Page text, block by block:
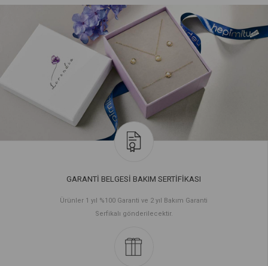
GARANTİ BELGESİ BAKIM SERTİFİKASI
Ürünler 1 yıl %100 Garanti ve 2 yıl Bakım Garanti
Serfikalı gönderilecektir.